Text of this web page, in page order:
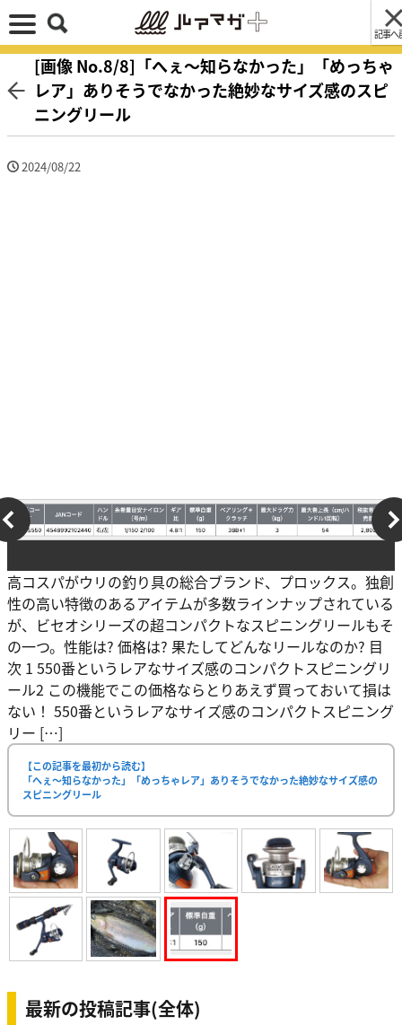
記事へ
[画像 No.8/8]「へぇ〜知らなかった」「めっちゃ
レア」ありそうでなかった絶妙なサイズ感のスピ
ニングリール
2024/08/22
高コスパがウリの釣り具の総合ブランド、プロックス。独創
性の高い特徴のあるアイテムが多数ラインナップされている
が、ビセオシリーズの超コンパクトなスピニングリールもそ
の一つ。性能は? 価格は? 果たしてどんなリールなのか? 目
次 1 550番というレアなサイズ感のコンパクトスピニングリ
ール2 この機能でこの価格ならとりあえず買っておいて損は
ない！ 550番というレアなサイズ感のコンパクトスピニング
リー […]
【この記事を最初から読む】
「へぇ〜知らなかった」「めっちゃレア」ありそうでなかった絶妙なサイズ感の
スピニングリール
最新の投稿記事(全体)